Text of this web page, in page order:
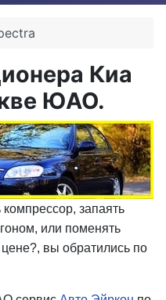
Киа
ЮАО.
компрессор, запаять
или поменять
вы обратились по